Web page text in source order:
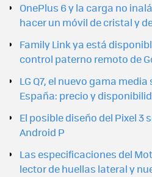
OnePlus 6 y la carga no
hacer un móvil de cristal y
Family Link ya está
control paterno remoto de
LG Q7, el nuevo gama
España: precio y
El posible diseño del Pixel 3
Android P
Las especificaciones del
lector de huellas lateral y